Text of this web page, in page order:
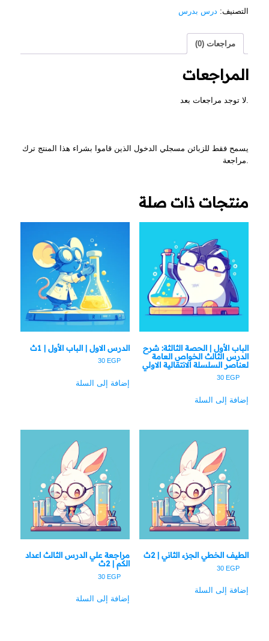
تطورالتصنيف: درس بدرس
مراجعات (0)
المراجعات
لا توجد مراجعات بعد.
يسمح فقط للزبائن مسجلي الدخول الذين قاموا بشراء هذا المنتج ترك
مراجعة.
منتجات ذات صلة
الباب الأول | الحصة الثالثة: شرح
الدرس الثالث الخواص العامة
لعناصر السلسلة الانتقالية الاولي
30 EGP
إضافة إلى السلة
الدرس الاول | الباب الأول | 1ث
30 EGP
إضافة إلى السلة
الطيف الخطي الجزء الثاني | 2ث
30 EGP
إضافة إلى السلة
مراجعة علي الدرس الثالث اعداد
الكم | 2ث
30EGP
إضافة إلى السلة